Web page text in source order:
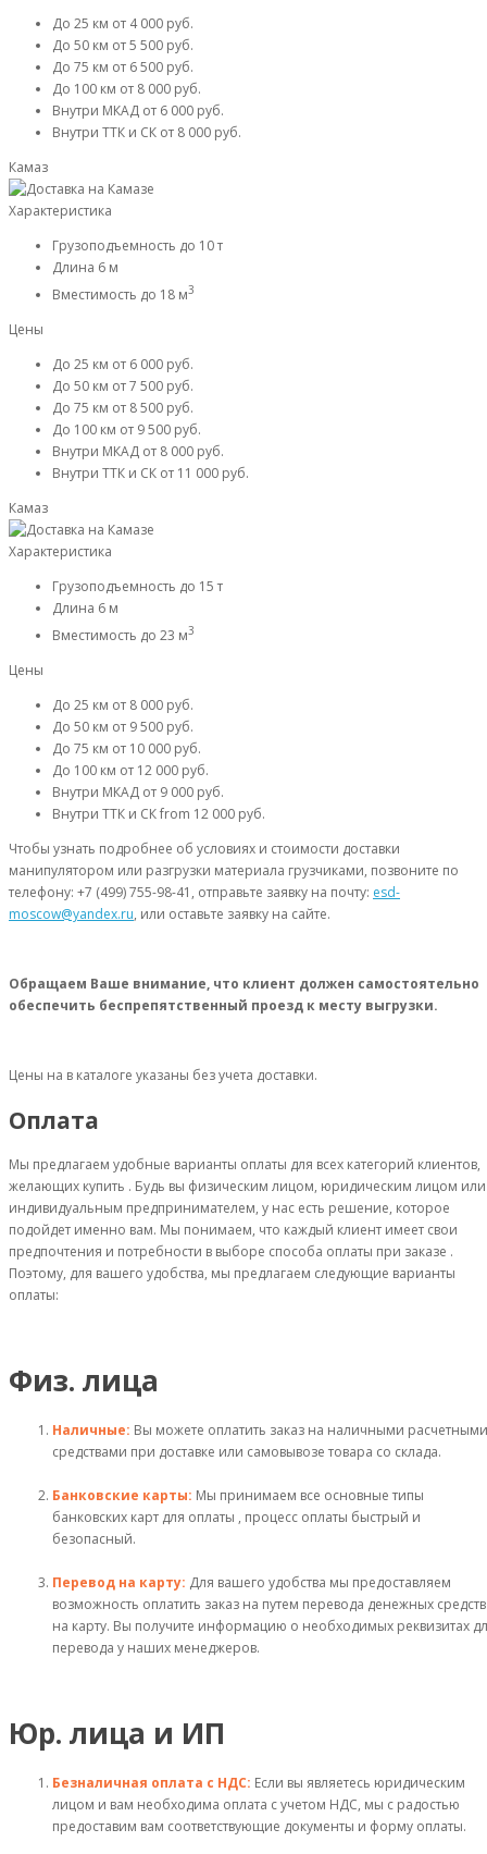
До 25 км от 4 000 руб.
До 50 км от 5 500 руб.
До 75 км от 6 500 руб.
До 100 км от 8 000 руб.
Внутри МКАД от 6 000 руб.
Внутри ТТК и СК от 8 000 руб.
Камаз
Характеристика
Грузоподъемность до 10 т
Длина 6 м
Вместимость до 18 м3
Цены
До 25 км от 6 000 руб.
До 50 км от 7 500 руб.
До 75 км от 8 500 руб.
До 100 км от 9 500 руб.
Внутри МКАД от 8 000 руб.
Внутри ТТК и СК от 11 000 руб.
Камаз
Характеристика
Грузоподъемность до 15 т
Длина 6 м
Вместимость до 23 м3
Цены
До 25 км от 8 000 руб.
До 50 км от 9 500 руб.
До 75 км от 10 000 руб.
До 100 км от 12 000 руб.
Внутри МКАД от 9 000 руб.
Внутри ТТК и СКfrom 12 000 руб.
Чтобы узнать подробнее об условиях и стоимости доставки
манипулятором или разгрузки материала грузчиками, позвоните по
телефону: +7 (499) 755-98-41, отправьте заявку на почту: esd-
moscow@yandex.ru, или оставьте заявку на сайте.
Обращаем Ваше внимание, что клиент должен самостоятельно
обеспечить беспрепятственный проезд к месту выгрузки.
Цены на в каталоге указаны без учета доставки.
Оплата
Мы предлагаем удобные варианты оплаты для всех категорий клиентов,
желающих купить . Будь вы физическим лицом, юридическим лицом или
индивидуальным предпринимателем, у нас есть решение, которое
подойдет именно вам. Мы понимаем, что каждый клиент имеет свои
предпочтения и потребности в выборе способа оплаты при заказе .
Поэтому, для вашего удобства, мы предлагаем следующие варианты
оплаты:
Физ. лица
Наличные: Вы можете оплатить заказ на наличными расчетными
средствами при доставке или самовывозе товара со склада.
Банковские карты: Мы принимаем все основные типы
банковских карт для оплаты , процесс оплаты быстрый и
безопасный.
Перевод на карту: Для вашего удобства мы предоставляем
возможность оплатить заказ на путем перевода денежных средств
на карту. Вы получите информацию о необходимых реквизитах
перевода у наших менеджеров.
Юр. лица и ИП
Безналичная оплата с НДС: Если вы являетесь юридическим
лицом и вам необходима оплата с учетом НДС, мы с радостью
предоставим вам соответствующие документы и форму оплаты.